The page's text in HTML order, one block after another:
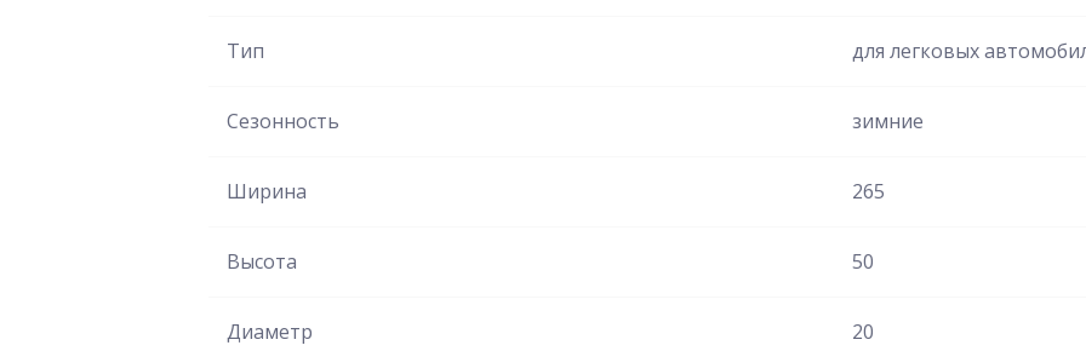
Тип для легковых
Сезонность зимние
Ширина 265
Высота 50
Диаметр 20